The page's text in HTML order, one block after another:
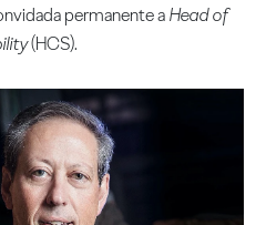
permanente a Head of
(HCS).